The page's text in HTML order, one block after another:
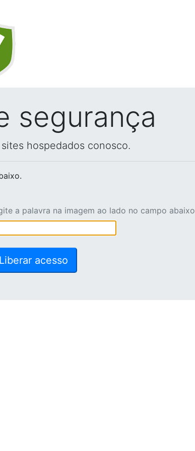
segurança
hospedados conosco.
a palavra na imagem ao lado no campo abaixo